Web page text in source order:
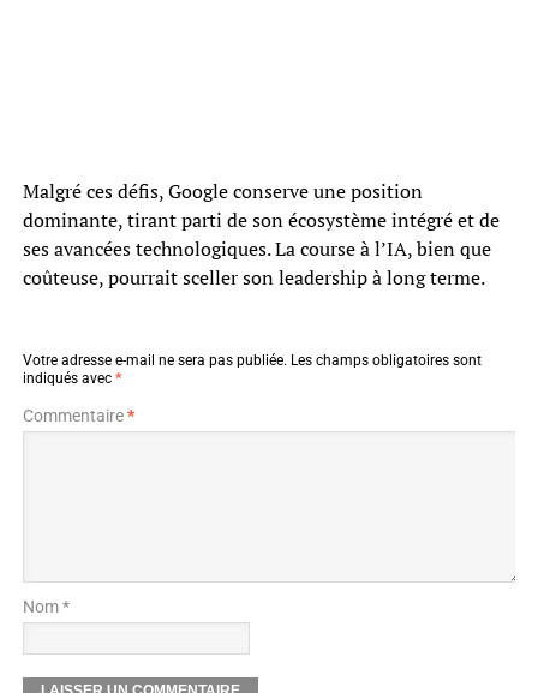
Malgré ces défis, Google conserve une position
dominante, tirant parti de son écosystème intégré et de
ses avancées technologiques. La course à l’IA, bien que
coûteuse, pourrait sceller son leadership à long terme.
Votre adresse e-mail ne sera pas publiée. Les champs obligatoires sont
indiqués avec *
Commentaire*
Nom *